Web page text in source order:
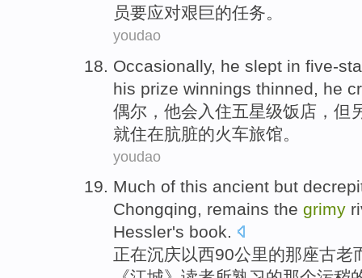
员要应对艰巨的任务。
youdao
Occasionally, he slept in five-
his prize winnings thinned he
偶尔 ， 他会 入住五星级饭店 ， 但
就住在肮脏的火车旅馆。
youdao
Much of this ancient but
Chongqing, remains the grimy
Hessler's book.
正在沉庆以西90公里的那座古老